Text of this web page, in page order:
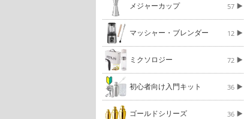
メジャーカップ 57
マッシャー・ブレンダー 12
ミクソロジー 72
初心者向け入門キット 36
ゴールドシリーズ 36